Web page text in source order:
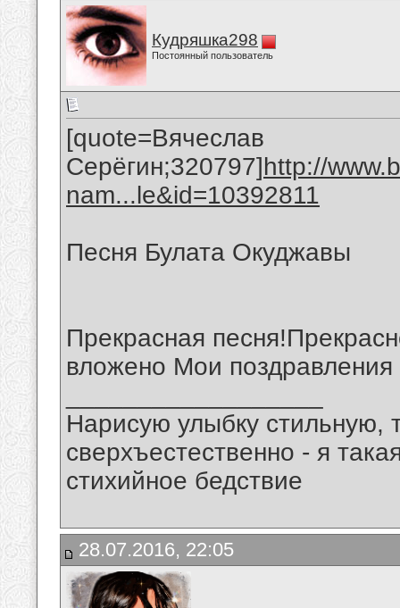
Кудряшка298
Постоянный пользователь
[quote=Вячеслав
Серёгин;320797]http://
nam...le&id=10392811
Песня Булата Окуджавы
Прекрасная
вложено Мои
Нарисую улыбку стильную,
сверхъестественно - я
стихийное бедствие
28.07.2016, 22:05